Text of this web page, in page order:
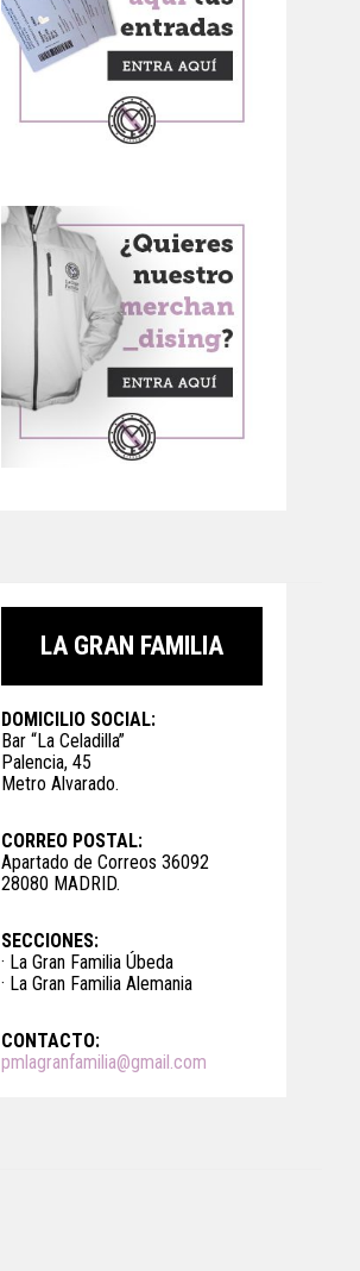
LA GRAN FAMILIA
DOMICILIO SOCIAL:
Bar “La Celadilla”
Palencia, 45
Metro Alvarado.
CORREO POSTAL:
Apartado de Correos 36092
28080 MADRID.
SECCIONES:
· La Gran Familia Úbeda
· La Gran Familia Alemania
CONTACTO:
pmlagranfamilia@gmail.com